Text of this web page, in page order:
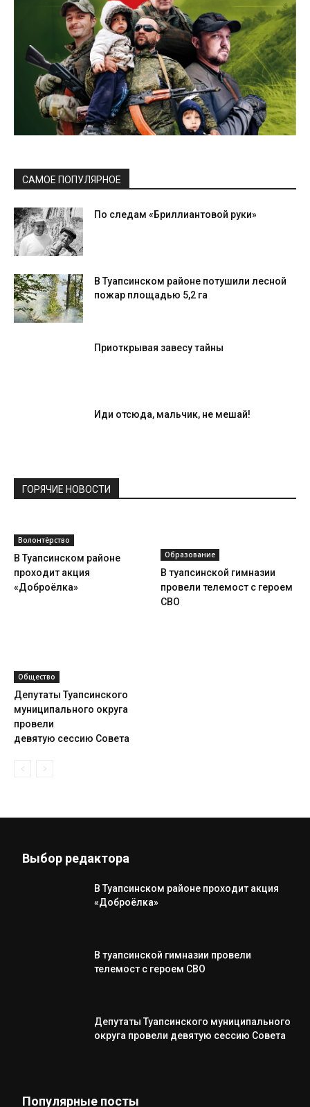
САМОЕ ПОПУЛЯРНОЕ
По следам «Бриллиантовой руки»
В Туапсинском районе потушили лесной
пожар площадью 5,2 га
Приоткрывая завесу тайны
Иди отсюда, мальчик, не мешай!
ГОРЯЧИЕ НОВОСТИ
Волонтёрство
В Туапсинском районе
проходит акция
«Доброёлка»
Образование
В туапсинской гимназии
провели телемост с героем
СВО
Общество
Депутаты Туапсинского
муниципального округа
провели
девятую сессию Совета
Выбор редактора
В Туапсинском районе проходит акция
«Доброёлка»
В туапсинской гимназии провели
телемост с героем СВО
Депутаты Туапсинского муниципального
округа провели девятую сессию Совета
Популярные посты